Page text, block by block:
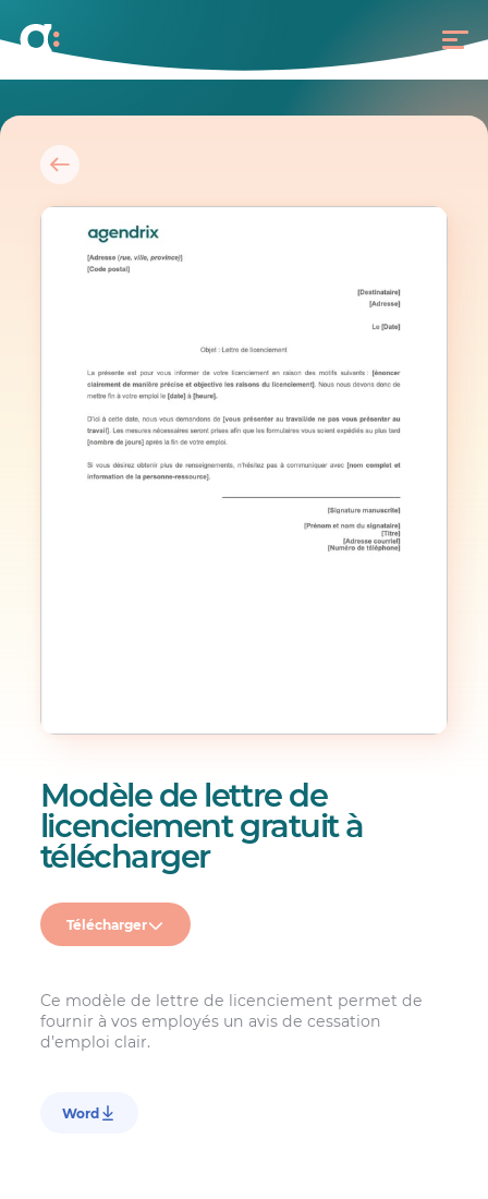
Télécharger
Modèle de lettre de
licenciement gratuit à
télécharger
Ce modèle de lettre de licenciement permet de
fournir à vos employés un avis de cessation
d’emploi clair.
Word